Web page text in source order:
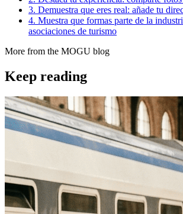
3. Demuestra que eres real: añade tu
4. Muestra que formas parte de la
asociaciones de turismo
More from the MOGU blog
Keep reading